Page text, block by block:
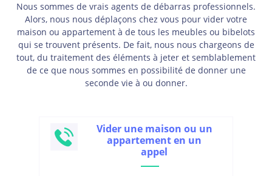
Nous sommes de vrais agents de débarras professionnels.
Alors, nous nous déplaçons chez vous pour vider votre
maison ou appartement à de tous les meubles ou bibelots
qui se trouvent présents. De fait, nous nous chargeons de
tout, du traitement des éléments à jeter et semblablement
de ce que nous sommes en possibilité de donner une
seconde vie à ou donner.
Vider une maison ou un
appartement en un
appel